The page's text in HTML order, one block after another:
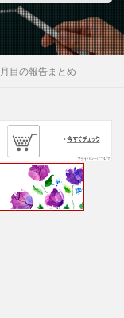
目の報告まとめ